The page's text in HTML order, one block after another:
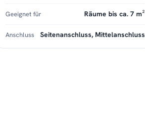
Geeignet für Räume bis ca. 7 m²
Anschluss Seitenanschluss, Mittelanschluss